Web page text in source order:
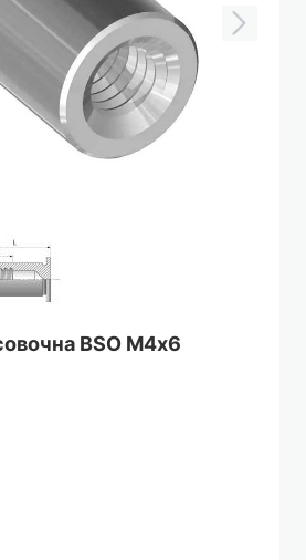
BSO М4х6